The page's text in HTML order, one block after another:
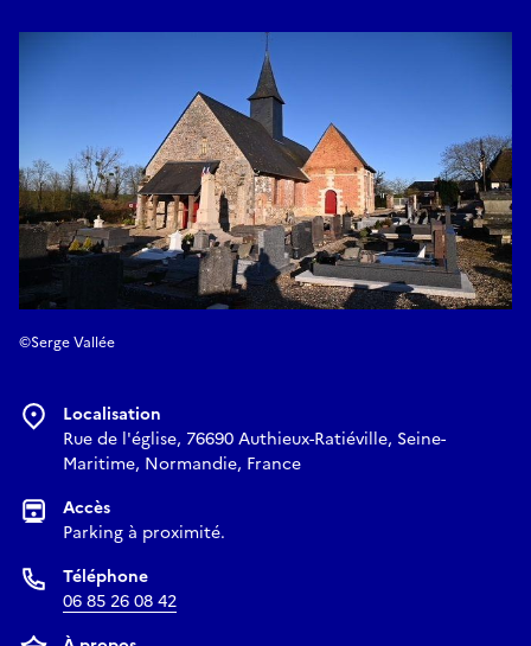
©Serge Vallée
Localisation
Rue de l'église, 76690 Authieux-Ratiéville, Seine-
Maritime, Normandie, France
Accès
Parking à proximité.
Téléphone
06 85 26 08 42